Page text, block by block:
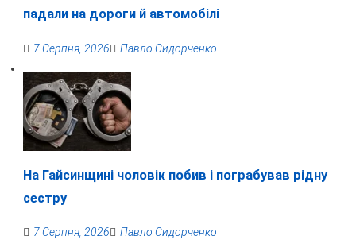
падали на дороги й автомобілі
7 Серпня, 2026 Павло Сидорченко
На Гайсинщині чоловік побив і пограбував рідну
сестру
7 Серпня, 2026 Павло Сидорченко